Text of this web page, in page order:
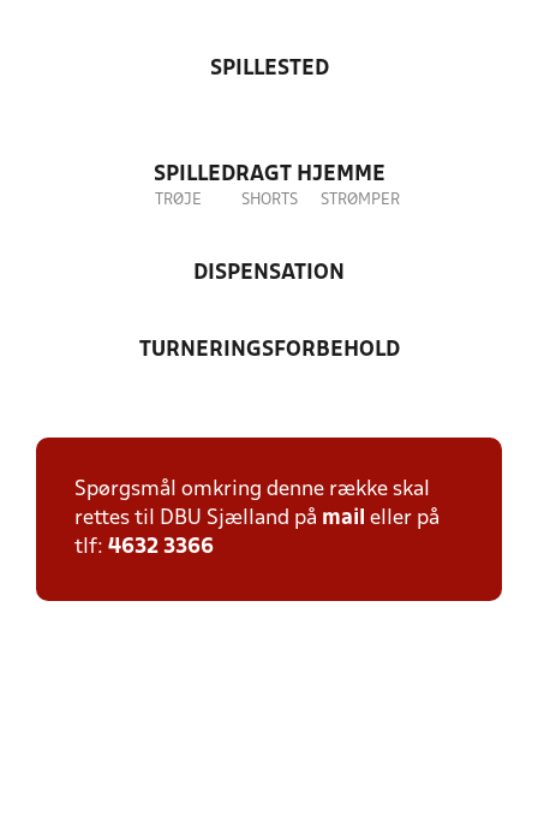
SPILLESTED
SPILLEDRAGT HJEMME
TRØJE SHORTS STRØMPER
DISPENSATION
TURNERINGSFORBEHOLD
Spørgsmål omkring denne række skal
rettes til DBU Sjælland på mail eller på
tlf: 4632 3366